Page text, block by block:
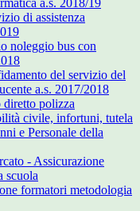
a.s. 2018/19
di assistenza
noleggio bus con
del servizio del
a.s. 2017/2018
diretto polizza
civile, infortuni, tutela
e Personale della
- Assicurazione
scuola
formatori metodologia